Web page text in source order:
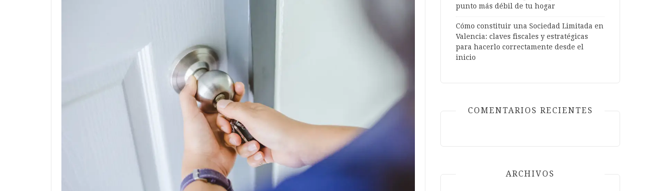
punto más débil de tu hogar
Cómo constituir una Sociedad Limitada en
Valencia: claves fiscales y estratégicas
para hacerlo correctamente desde el
inicio
COMENTARIOS RECIENTES
ARCHIVOS